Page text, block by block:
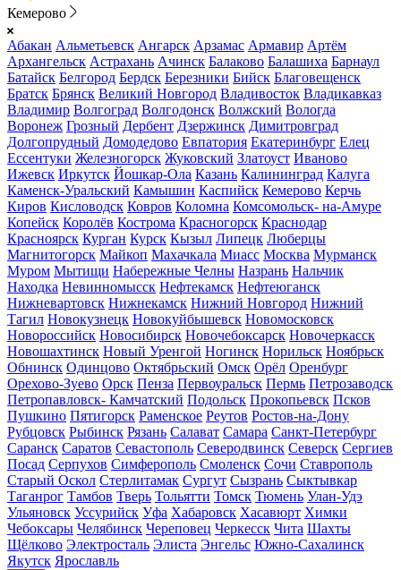
Кемерово
Абакан Альметьевск Ангарск Арзамас Армавир Артём
Архангельск Астрахань Ачинск Балаково Балашиха Барнаул
Батайск Белгород Бердск Березники Бийск Благовещенск
Братск Брянск Великий Новгород Владивосток Владикавказ
Владимир Волгоград Волгодонск Волжский Вологда
Воронеж Грозный Дербент Дзержинск Димитровград
Долгопрудный Домодедово Евпатория Екатеринбург Елец
Ессентуки Железногорск Жуковский Златоуст Иваново
Ижевск Иркутск Йошкар-Ола Казань Калининград Калуга
Каменск-Уральский Камышин Каспийск Кемерово Керчь
Киров Кисловодск Ковров Коломна Комсомольск- на-Амуре
Копейск Королёв Кострома Красногорск Краснодар
Красноярск Курган Курск Кызыл Липецк Люберцы
Магнитогорск Майкоп Махачкала Миасс Москва Мурманск
Муром Мытищи Набережные Челны Назрань Нальчик
Находка Невинномысск Нефтекамск Нефтеюганск
Нижневартовск Нижнекамск Нижний Новгород Нижний
Тагил Новокузнецк Новокуйбышевск Новомосковск
Новороссийск Новосибирск Новочебоксарск Новочеркасск
Новошахтинск Новый Уренгой Ногинск Норильск Ноябрьск
Обнинск Одинцово Октябрьский Омск Орёл Оренбург
Орехово-Зуево Орск Пенза Первоуральск Пермь Петрозаводск
Петропавловск- Камчатский Подольск Прокопьевск Псков
Пушкино Пятигорск Раменское Реутов Ростов-на-Дону
Рубцовск Рыбинск Рязань Салават Самара Санкт-Петербург
Саранск Саратов Севастополь Северодвинск Северск Сергиев
Посад Серпухов Симферополь Смоленск Сочи Ставрополь
Старый Оскол Стерлитамак Сургут Сызрань Сыктывкар
Таганрог Тамбов Тверь Тольятти Томск Тюмень Улан-Удэ
Ульяновск Уссурийск Уфа Хабаровск Хасавюрт Химки
Чебоксары Челябинск Череповец Черкесск Чита Шахты
Щёлково Электросталь Элиста Энгельс Южно-Сахалинск
Якутск Ярославль